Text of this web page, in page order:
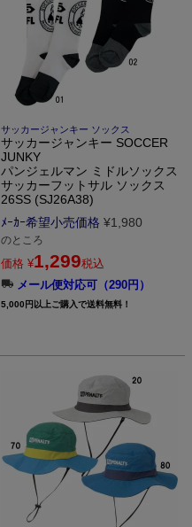
サッカージャンキー ソックス
サッカージャンキー SOCCER
JUNKY
パンジェルマン ミドルソックス
サッカーフットサル ソックス
26SS (SJ26A38)
ﾒｰｶｰ希望小売価格 ¥1,980
のところ
価格 ¥1,299税込
メール便対応可（290円）
5,000円以上ご購入で送料無料！